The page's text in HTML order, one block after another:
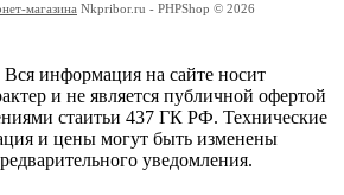
магазина Nkpribor.ru - PHPShop © 2026
Вся информация на сайте носит
и не является публичной офертой
стаитьи 437 ГК РФ. Технические
и цены могут быть изменены
уведомления.